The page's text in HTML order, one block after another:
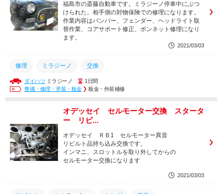
福島市の斎藤自動車です。ミラジーノ停車中にぶつ
けられた。相手側の対物保険での修理になります。
作業内容はバンパー、フェンダー、ヘッドライト取
替作業、コアサポート修正、ボンネット修理になり
ます。
2021/03/03
修理 ミラジーノ 交換
ダイハツ ミラジーノ
1日間
整備・修理・塗装・板金
板金・外装補修
オデッセイ セルモーター交換 スタータ
ー リビ...
オデッセイ ＲＢ1 セルモーター異音
リビルト品持ち込み交換です。
インマニ、スロットルを取り外してからの
セルモーター交換になります
2021/03/03